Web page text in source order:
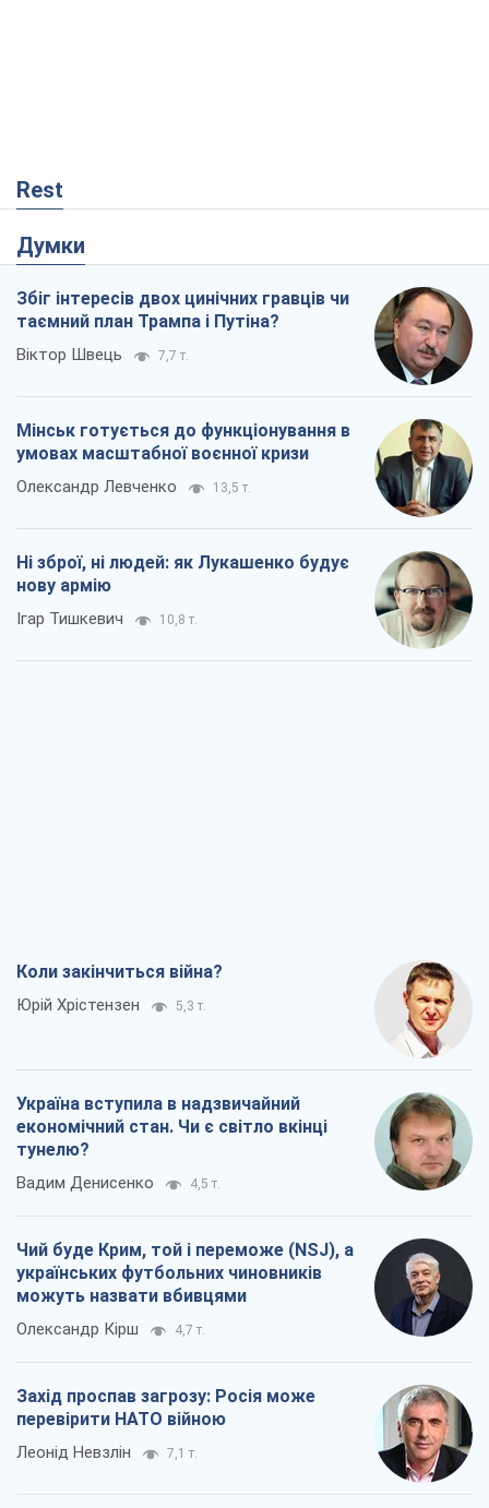
Rest
Думки
Збіг інтересів двох цинічних гравців чи
таємний план Трампа і Путіна?
Віктор Швець 7,7 т.
Мінськ готується до функціонування в
умовах масштабної воєнної кризи
Олександр Левченко 13,5 т.
Ні зброї, ні людей: як Лукашенко будує
нову армію
Ігар Тишкевич 10,8 т.
Коли закінчиться війна?
Юрій Хрістензен 5,3 т.
Україна вступила в надзвичайний
економічний стан. Чи є світло вкінці
тунелю?
Вадим Денисенко 4,5 т.
Чий буде Крим, той і переможе (NSJ), а
українських футбольних чиновників
можуть назвати вбивцями
Олександр Кірш 4,7 т.
Захід проспав загрозу: Росія може
перевірити НАТО війною
Леонід Невзлін 7,1 т.